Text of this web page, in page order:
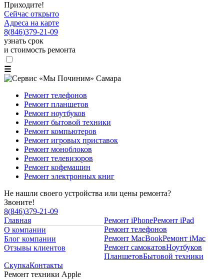
Приходите!
Сейчас открыто
Адреса на карте
8(846)379-21-09
узнать срок
и стоимость ремонта
☰
Ремонт телефонов
Ремонт планшетов
Ремонт ноутбуков
Ремонт бытовой техники
Ремонт компьютеров
Ремонт игровых приставок
Ремонт моноблоков
Ремонт телевизоров
Ремонт кофемашин
Ремонт электронных книг
Не нашли своего устройства или цены ремонта?
Звоните!
8(846)379-21-09
Главная
О компании
Блог компании
Отзывы клиентов
Ремонт iPhoneРемонт iPad
Ремонт телефонов
Ремонт MacBookРемонт iMac
Ремонт самокатовНоутбуков
ПланшетовБытовой техники
СкупкаКонтакты
Ремонт техники Apple